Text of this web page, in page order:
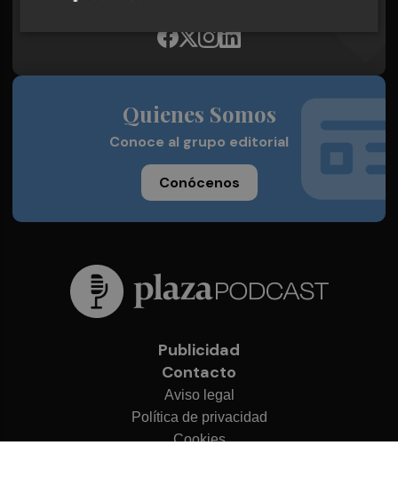
Quienes Somos
Conoce al grupo editorial
Conócenos
Publicidad
Contacto
Aviso legal
Política de privacidad
Cookies